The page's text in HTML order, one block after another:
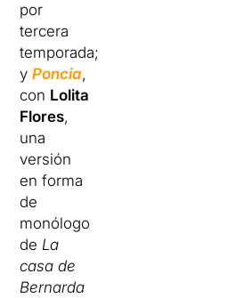
por
tercera
temporada;
yPoncia,
con Lolita
Flores,
una
versión
en forma
de
monólogo
deLa
casa de
Bernarda